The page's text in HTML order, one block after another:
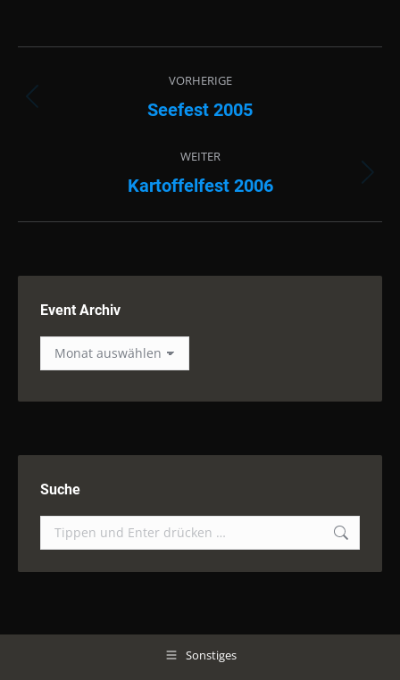
VORHERIGE
Vorheriges
Seefest 2005
WEITER
Nächstes
Kartoffelfest 2006
Event Archiv
Event
Archiv
Suche
Suchen:
Sonstiges